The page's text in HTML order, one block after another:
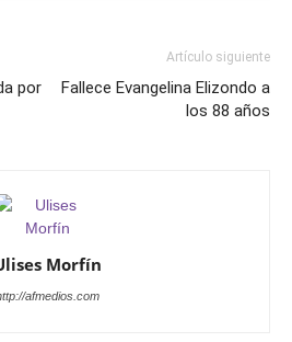
por
Artículo siguiente
Fallece Evangelina Elizondo a
los 88 años
Morfín
afmedios.com